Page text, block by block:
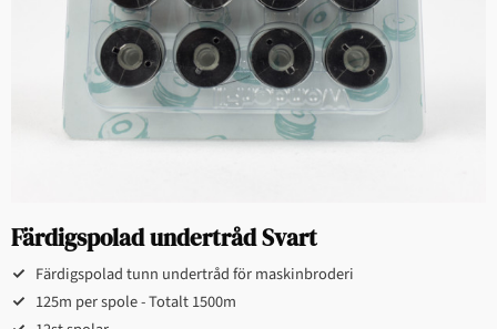
Färdigspolad undertråd Svart
Färdigspolad tunn undertråd för maskinbroderi
125m per spole - Totalt 1500m